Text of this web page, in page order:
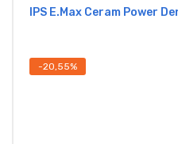
IPS E.max Ceram Power
-20,55%